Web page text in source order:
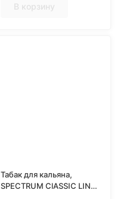
В корзину
Табак для кальяна,
SPECTRUM ClASSIC LINE